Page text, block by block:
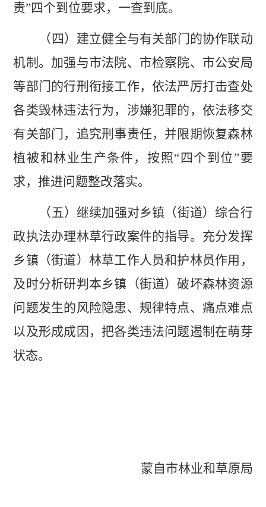
责”四个到位要求，一查到底。
（四）建立健全与有关部门的协作联动
机制 。 加强与市法院、市检察院、市公安局
等部门的行刑衔接工作，依法严厉打击查处
各类毁林违法行为，涉嫌犯罪的，依法移交
有关部门，追究刑事责任，并限期恢复森林
植被和林业生产条件，按照“四个到位”要
求，推进问题整改落实。
（五）继续加强对乡镇（街道）综合行
政执法办理林草行政案件的指导。 充分发挥
乡镇（街道）林草工作人员和护林员作用，
及时分析研判本乡镇（街道）破坏森林资源
问题发生的风险隐患、规律特点、痛点难点
以及形成成因，把各类违法问题遏制在萌芽
状态。
蒙自市林业和草原局